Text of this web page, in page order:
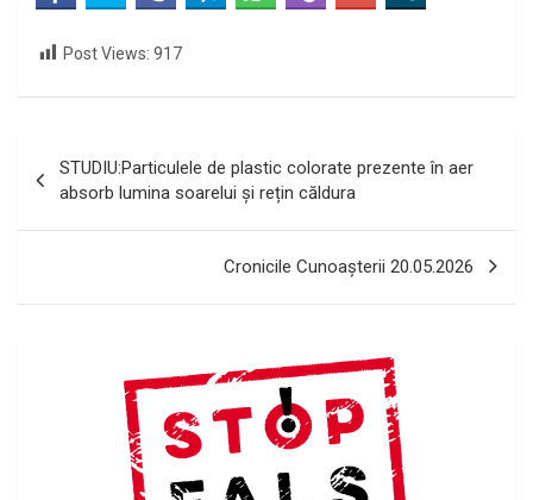
Post Views: 917
în
articole
STUDIU:Particulele de plastic colorate prezente în aer
absorb lumina soarelui și rețin căldura
Cronicile Cunoașterii 20.05.2026